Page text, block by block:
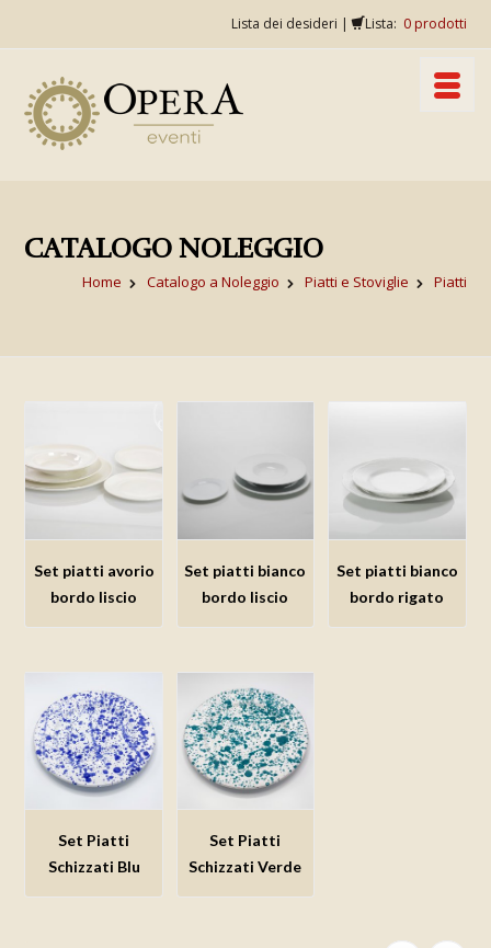
Lista dei desideri | Lista: 0prodotti
CATALOGO NOLEGGIO
Home Catalogo a Noleggio Piatti e Stoviglie Piatti
Set piatti avorio
bordo liscio
Set piatti bianco
bordo liscio
Set piatti bianco
bordo rigato
Set Piatti
Schizzati Blu
Set Piatti
Schizzati Verde